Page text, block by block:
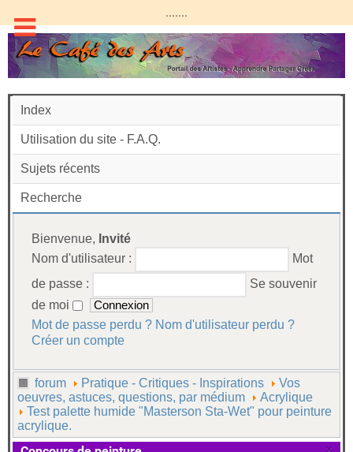
.......
Index
Utilisation du site - F.A.Q.
Sujets récents
Recherche
Bienvenue, Invité
Nom d'utilisateur :
Mot
de passe :
Se souvenir
de moi
Mot de passe perdu ? Nom d'utilisateur perdu ?
Créer un compte
forum Pratique - Critiques - Inspirations
Vos
oeuvres, astuces, questions, par médium
Acrylique
Test palette humide "Masterson Sta-Wet" pour peinture
acrylique.
×